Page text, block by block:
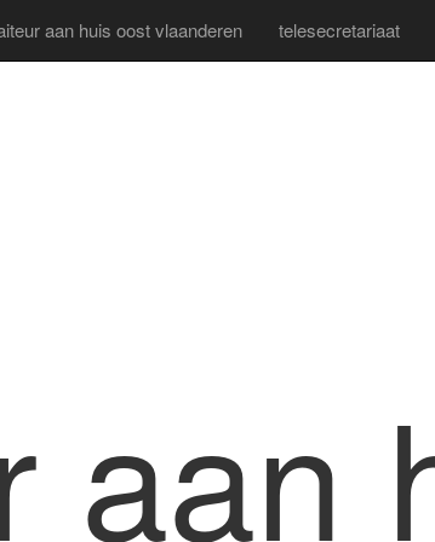
aan huis oost vlaanderen telesecretariaat
aan